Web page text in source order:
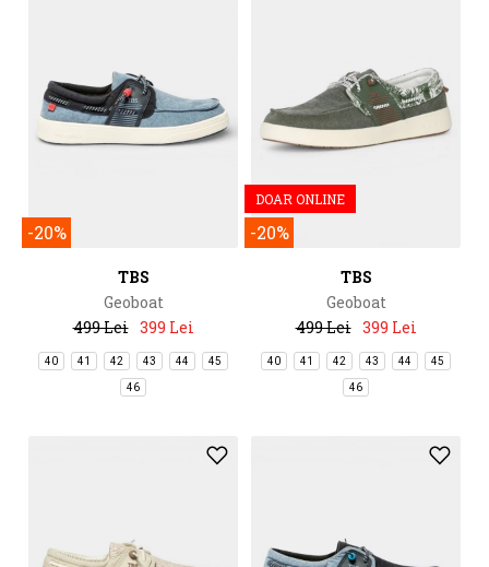
-20%
TBS
Geoboat
499 Lei 399 Lei
40 41 42 43 44 45
46
DOAR ONLINE
-20%
TBS
Geoboat
499 Lei 399 Lei
40 41 42 43 44 45
46